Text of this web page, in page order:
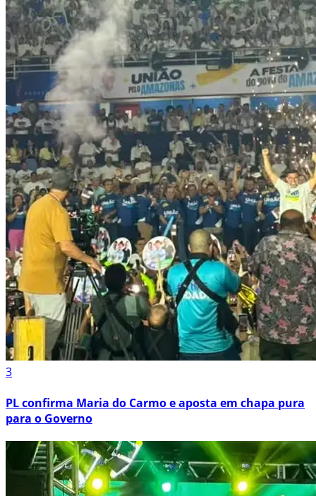
3
PL confirma Maria do Carmo e aposta em chapa pura
para o Governo